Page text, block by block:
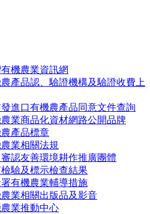
機農業資訊網
產品認、驗證機構及驗證收費上
進口有機農產品同意文件查詢
業商品化資材網路公開品牌
產品標章
業相關法規
認友善環境耕作推廣團體
驗及標示檢查結果
有機農業輔導措施
業相關出版品及影音
業推動中心